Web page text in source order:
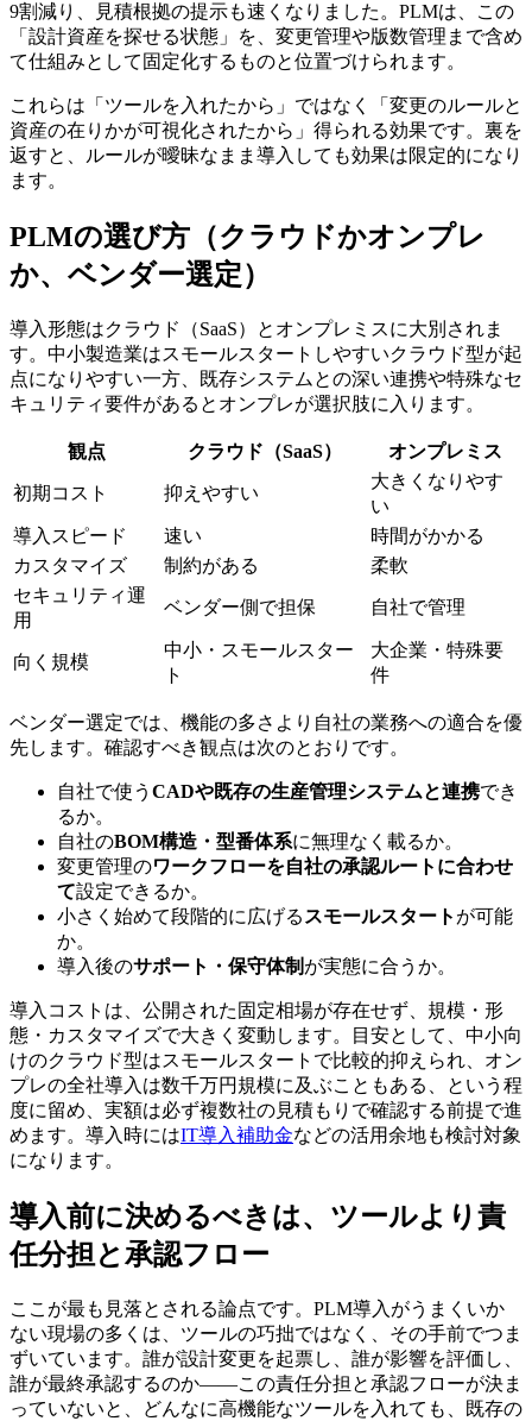
9割減り、見積根拠の提示も速くなりました。PLMは、この
「設計資産を探せる状態」を、変更管理や版数管理まで含め
て仕組みとして固定化するものと位置づけられます。
これらは「ツールを入れたから」ではなく「変更のルールと
資産の在りかが可視化されたから」得られる効果です。裏を
返すと、ルールが曖昧なまま導入しても効果は限定的になり
ます。
PLMの選び方（クラウドかオンプレ
か、ベンダー選定）
導入形態はクラウド（SaaS）とオンプレミスに大別されま
す。中小製造業はスモールスタートしやすいクラウド型が起
点になりやすい一方、既存システムとの深い連携や特殊なセ
キュリティ要件があるとオンプレが選択肢に入ります。
観点 クラウド（SaaS） オンプレミス
初期コスト 抑えやすい
大きくなりやす
い
導入スピード
速い
時間がかかる
カスタマイズ
制約がある
柔軟
セキュリティ運
用
ベンダー側で担保 自社で管理
向く規模
中小・スモールスター
ト
大企業・特殊要
件
ベンダー選定では、機能の多さより自社の業務への適合を優
先します。確認すべき観点は次のとおりです。
自社で使う CADや既存の生産管理システムと連携でき
るか。
自社のBOM構造・型番体系に無理なく載るか。
変更管理のワークフローを自社の承認ルートに合わせ
て設定できるか。
小さく始めて段階的に広げる スモールスタート が可能
か。
導入後のサポート・保守体制 が実態に合うか。
導入コストは、公開された固定相場が存在せず、規模・形
態・カスタマイズで大きく変動します。目安として、中小向
けのクラウド型はスモールスタートで比較的抑えられ、オン
プレの全社導入は数千万円規模に及ぶこともある、という程
度に留め、実額は必ず複数社の見積もりで確認する前提で進
めます。導入時にはIT導入補助金などの活用余地も検討対象
になります。
導入前に決めるべきは、ツールより責
任分担と承認フロー
ここが最も見落とされる論点です。PLM導入がうまくいか
ない現場の多くは、ツールの巧拙ではなく、その手前でつま
ずいています。誰が設計変更を起票し、誰が影響を評価し、
誰が最終承認するのか——この責任分担と承認フローが決ま
っていないと、どんなに高機能なツールを入れても、既存の